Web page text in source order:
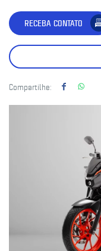
RECEBA CONTATO
Compartilhe: